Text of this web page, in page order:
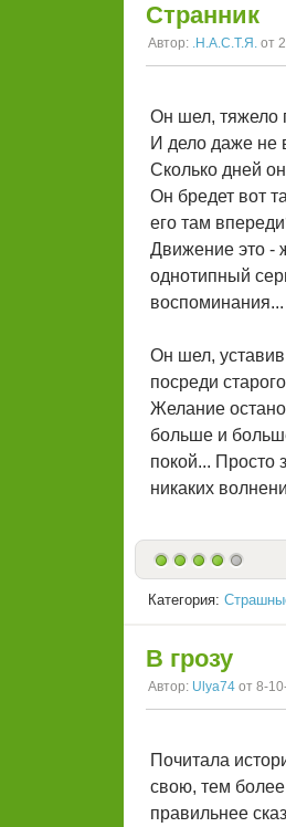
Странник
Автор: .Н.А.С.Т.Я. от
Он шел, тяжело
И дело даже не
Сколько дней
Он бредет вот
его там
Движение это -
однотипный
воспоминания...
Он шел, уставив
посреди
Желание
больше и
покой... Просто
никаких
Категория:
В грозу
Автор: Ulya74 от 8-
Почитала
свою, тем более
правильнее